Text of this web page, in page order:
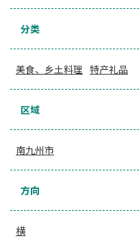
分类
美食、乡土料理 特产礼品
区域
南九州市
方向
横